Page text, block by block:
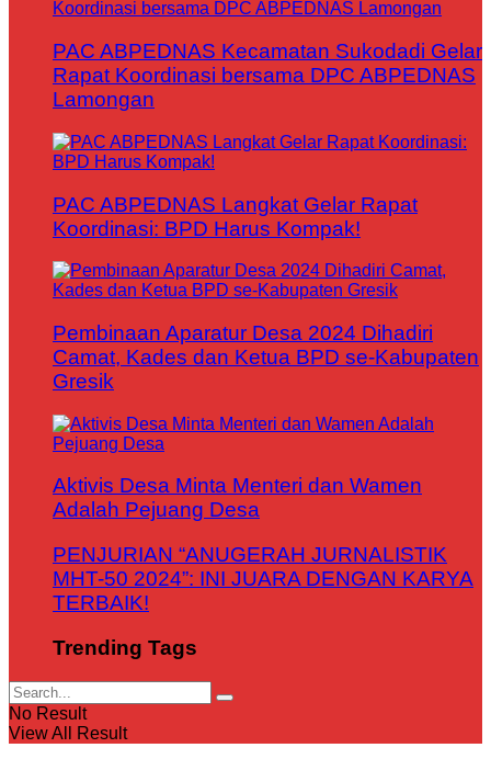
PAC ABPEDNAS Kecamatan Sukodadi Gelar
Rapat Koordinasi bersama DPC ABPEDNAS
Lamongan
PAC ABPEDNAS Langkat Gelar Rapat
Koordinasi: BPD Harus Kompak!
Pembinaan Aparatur Desa 2024 Dihadiri
Camat, Kades dan Ketua BPD se-Kabupaten
Gresik
Aktivis Desa Minta Menteri dan Wamen
Adalah Pejuang Desa
PENJURIAN “ANUGERAH JURNALISTIK
MHT-50 2024”: INI JUARA DENGAN KARYA
TERBAIK!
Trending Tags
No Result
View All Result